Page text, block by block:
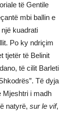
të Gentile
mbi ballin e
kuadrati
Po ky ndriçim
tjetër të Belinit
të cilit Barleti
Të dyja
Mjeshtri i madh
natyrë, sur le vif,